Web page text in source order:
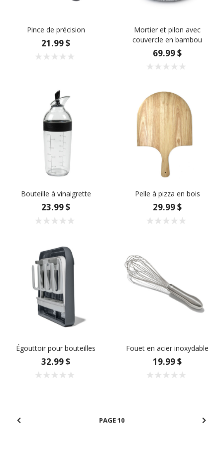
Pince de précision
21.99 $
Mortier et pilon avec
couvercle en bambou
69.99 $
Bouteille à vinaigrette
23.99 $
Pelle à pizza en bois
29.99 $
Égouttoir pour bouteilles
32.99 $
Fouet en acier inoxydable
19.99 $
10